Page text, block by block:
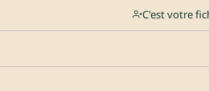
C'est votre